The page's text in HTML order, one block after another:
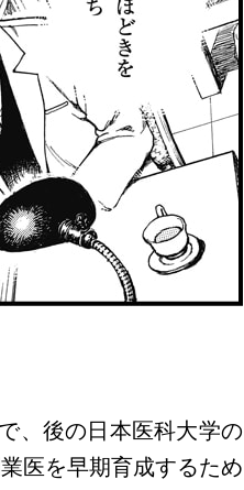
、後の日本医科大学の
医を早期育成するため